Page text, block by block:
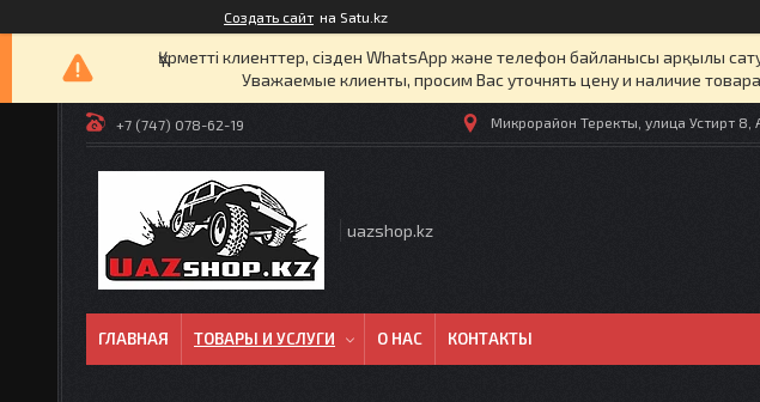
Создать сайт на Satu.kz
Құрметті клиенттер, сізден WhatsApp және телефон байланысы
Уважаемые клиенты, просим Вас уточнять цену и наличие
+7 (747) 078-62-19 Микрорайон Теректы, улица Устирт 8,
uazshop.kz
ГЛАВНАЯ ТОВАРЫ И УСЛУГИ О НАС КОНТАКТЫ